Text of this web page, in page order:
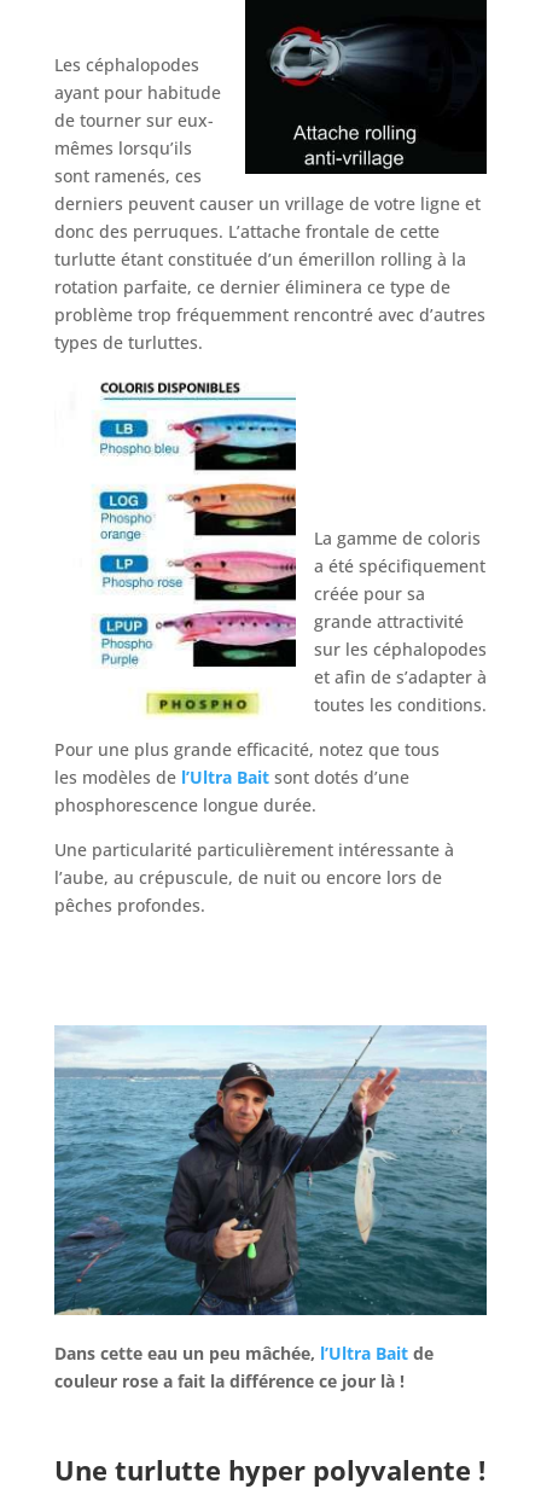
Les céphalopodes
ayant pour habitude
de tourner sur eux-
mêmes lorsqu’ils
sont ramenés, ces
derniers peuvent causer un vrillage de votre ligne et
donc des perruques. L’attache frontale de cette
turlutte étant constituée d’un émerillon rolling à la
rotation parfaite, ce dernier éliminera ce type de
problème trop fréquemment rencontré avec d’autres
types de turluttes.
La gamme de coloris
a été spécifiquement
créée pour sa
grande attractivité
sur les céphalopodes
et afin de s’adapter à
toutes les conditions.
Pour une plus grande efficacité, notez que tous
les modèles de l’Ultra Bait sont dotés d’une
phosphorescence longue durée.
Une particularité particulièrement intéressante à
l’aube, au crépuscule, de nuit ou encore lors de
pêches profondes.
Dans cette eau un peu mâchée, l’Ultra Bait de
couleur rose a fait la différence ce jour là !
Une turlutte hyper polyvalente !